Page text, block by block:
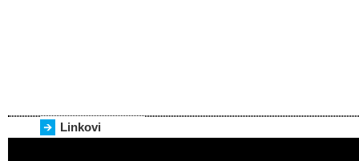
Linkovi